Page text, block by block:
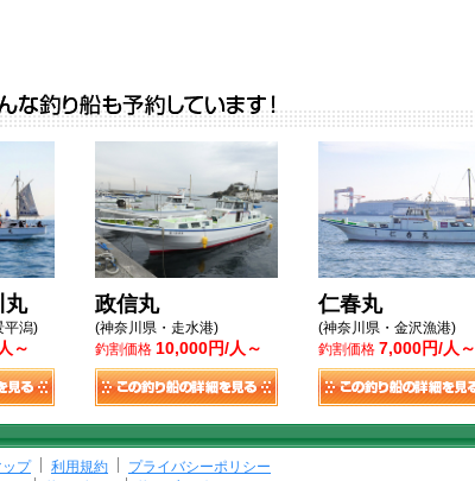
丸
平潟)
～
政信丸
(神奈川県・走水港)
釣割価格 10,000円/人～
仁春丸
(神奈川県・金沢漁港)
釣割価格 7,000円/人～
プ 利用規約
プライバシーポリシー